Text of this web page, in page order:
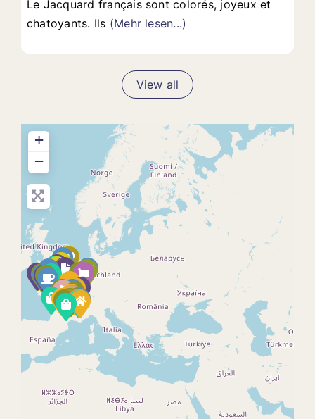
Le Jacquard français sont colorés, joyeux et
chatoyants. Ils (Mehr lesen...)
View all
+
−